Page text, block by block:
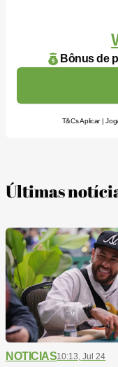
Bônus de
T&Cs Aplicar |
Últimas
NOTICIAS10:13, Jul 24